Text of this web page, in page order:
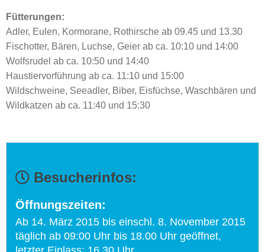
Fütterungen:
Adler, Eulen, Kormorane, Rothirsche ab 09.45 und 13.30
Fischotter, Bären, Luchse, Geier ab ca. 10:10 und 14:00
Wolfsrudel ab ca. 10:50 und 14:40
Haustiervorführung ab ca. 11:10 und 15:00
Wildschweine, Seeadler, Biber, Eisfüchse, Waschbären und
Wildkatzen ab ca. 11:40 und 15:30
Besucherinfos:
Öffnungszeiten:
Ab 14. März 2015 bis einschl. 8. November 2015
täglich ab 09:00 Uhr bis 18.00 Uhr geöffnet,